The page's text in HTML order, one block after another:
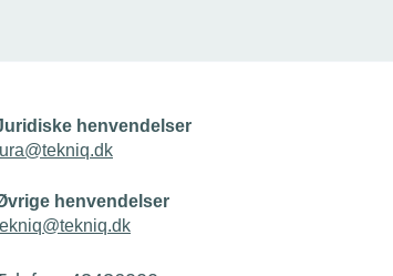
henvendelser
henvendelser